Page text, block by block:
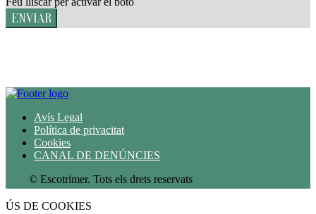
ENVIAR
Avís Legal
Política de privacitat
Cookies
CANAL DE DENÚNCIES
© Escotrimer. Tots els drets reservats
ÚS DE COOKIES